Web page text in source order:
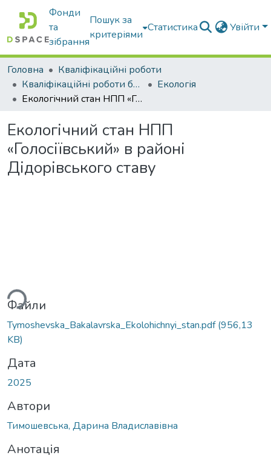
Фонди
та
зібрання
Пошук за
критеріями
Статистика Увійти
Головна
Кваліфікаційні роботи
Кваліфікаційні роботи бакалаврів
Екологія
Екологічний стан НПП «Голосіївський» в районі Дідорівського ставу
Екологічний стан НПП
«Голосіївський» в районі
Дідорівського ставу
Файли
Tymoshevska_Bakalavrska_Ekolohichnyi_stan.pdf(956,13
KB)
Дата
2025
Автори
Тимошевська, Дарина Владиславівна
Анотація